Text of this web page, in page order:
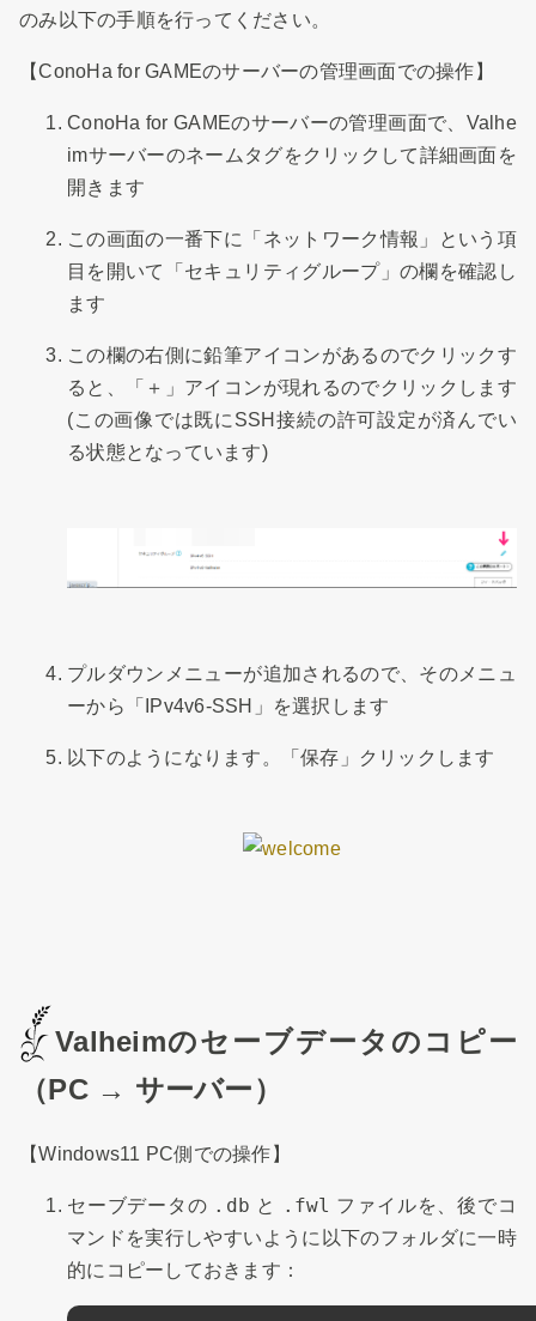
のみ以下の手順を行ってください。
【ConoHa for GAMEのサーバーの管理画面での操作】
ConoHa for GAMEのサーバーの管理画面で、Valhe
imサーバーのネームタグをクリックして詳細画面を
開きます
この画面の一番下に「ネットワーク情報」という項
目を開いて「セキュリティグループ」の欄を確認し
ます
この欄の右側に鉛筆アイコンがあるのでクリックす
ると、「＋」アイコンが現れるのでクリックします
(この画像では既にSSH接続の許可設定が済んでい
る状態となっています)
プルダウンメニューが追加されるので、そのメニュ
ーから「IPv4v6-SSH」を選択します
以下のようになります。「保存」クリックします
Valheimのセーブデータのコピー
（PC → サーバー）
【Windows11 PC側での操作】
セーブデータの .db と .fwl ファイルを、後でコ
マンドを実行しやすいように以下のフォルダに一時
的にコピーしておきます：